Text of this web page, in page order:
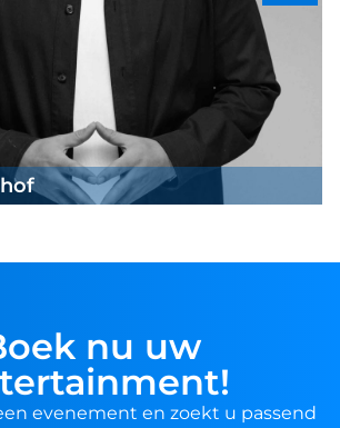
nu uw
evenement en zoekt u passend